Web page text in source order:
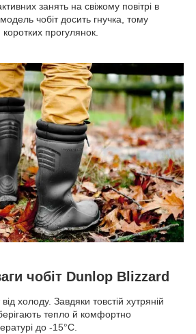
занять на свіжому повітрі в
чобіт досить гнучка, тому
прогулянок.
чобіт Dunlop Blizzard
холоду. Завдяки товстій хутряній
тепло й комфортно
до -15°C.